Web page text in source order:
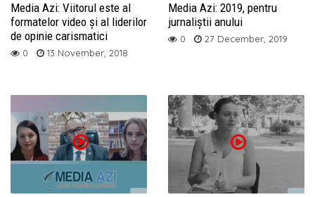
Media Azi: Viitorul este al
formatelor video și al liderilor
de opinie carismatici
0 13 November, 2018
Media Azi: 2019, pentru
jurnaliștii anului
0 27 December, 2019